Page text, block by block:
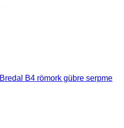
Bredal B4 römork gübre serpme